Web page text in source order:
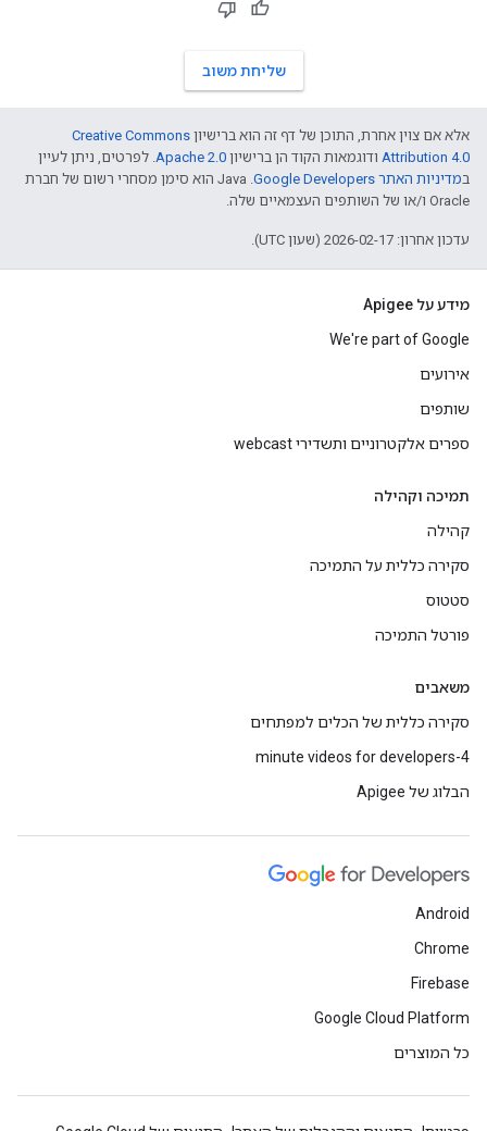
שליחת משוב
אלא אם צוין אחרת, התוכן של דף זה הוא ברישיון Creative Commons
Attribution 4.0 ודוגמאות הקוד הן ברישיון Apache 2.0. לפרטים, ניתן לעיין
במדיניות האתר Google Developers‏
.‏ Java הוא סימן מסחרי רשום של חברת
Oracle ו/או של השותפים העצמאיים שלה.
עדכון אחרון: 2026-02-17 (שעון UTC).
מידע על Apigee
We're part of Google
אירועים
שותפים
ספרים אלקטרוניים ותשדירי webcast
תמיכה וקהילה
קהילה
סקירה כללית על התמיכה
סטטוס
פורטל התמיכה
משאבים
סקירה כללית של הכלים למפתחים
4-minute videos for developers
הבלוג של Apigee
Android
Chrome
Firebase
Google Cloud Platform
כל המוצרים